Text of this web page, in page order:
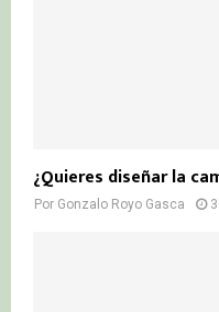
¿Quieres diseñar la
Por Gonzalo Royo Gasca